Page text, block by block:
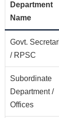
Department
Name
Govt.
/ RPSC
Subordinate
Department /
Offices